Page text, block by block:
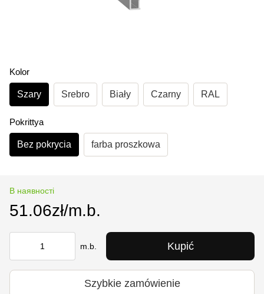
Kolor
Szary Srebro Biały Czarny RAL
Pokrittya
Bez pokrycia farba proszkowa
В наявності
51.06zł/m.b.
m.b. Kupić
Szybkie zamówienie